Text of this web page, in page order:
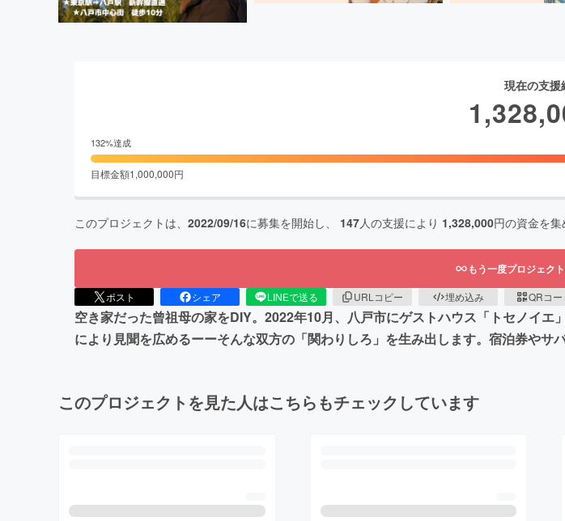
現在の支援
132%達成
目標金額1,000,000円
このプロジェクトは、 2022/09/16に募集を開始し、 147人の支援により 1,328,000円の資金を集
もう一度プロジェク
ポスト シェア LINEで送る URLコピー 埋め込み QRコー
空き家だった曾祖母の家をDIY。2022年10月、八戸市にゲストハウス「トセノイ
により見聞を広めるーーそんな双方の「関わりしろ」を生み出します。宿泊券やサ
このプロジェクトを見た人はこちらもチェックしています